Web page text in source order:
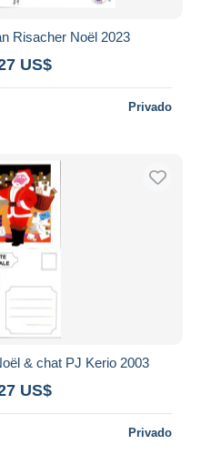
Risacher Noël 2023
US$
Privado
& chat PJ Kerio 2003
US$
Privado